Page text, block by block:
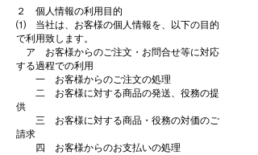
２ 個人情報の利用目的
⑴ 当社は、お客様の個人情報を、以下の目的
で利用致します。
ア お客様からのご注文・お問合せ等に対応
する過程での利用
一 お客様からのご注文の処理
二 お客様に対する商品の発送、役務の提
供
三 お客様に対する商品・役務の対価のご
請求
四 お客様からのお支払いの処理